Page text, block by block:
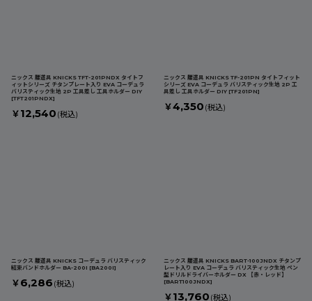
ニックス 腰道具 KNICKS TFT-201PNDX タイトフ
ィットシリーズ チタンプレート入り EVA コーデュラ
バリスティック生地 2P 工具差し 工具ホルダー DIY
[TFT201PNDX]
￥ 12,540 (税込)
ニックス 腰道具 KNICKS TF-201PN タイトフィット
シリーズ EVA コーデュラ バリスティック生地 2P 工
具差し 工具ホルダー DIY [TF201PN]
￥4,350 (税込)
ニックス 腰道具 KNICKS コーデュラ バリスティック
結束バンドホルダー BA-200I [BA200I]
￥ 6,286 (税込)
ニックス 腰道具 KNICKS BART-100JNDX チタンプ
レート入り EVA コーデュラ バリスティック生地 ペン
型ドリルドライバーホルダー DX 【赤・レッド】
[BART100JNDX]
￥ 13,760 (税込)